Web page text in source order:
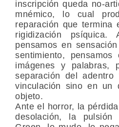
inscripción queda no-
mnémico, lo cual
reparación que termina
rigidización psíquica.
pensamos en
sentimiento,
imágenes y palabras,
separación del
vinculación sino en un
objeto.
Ante el horror, la
desolación, la pulsión